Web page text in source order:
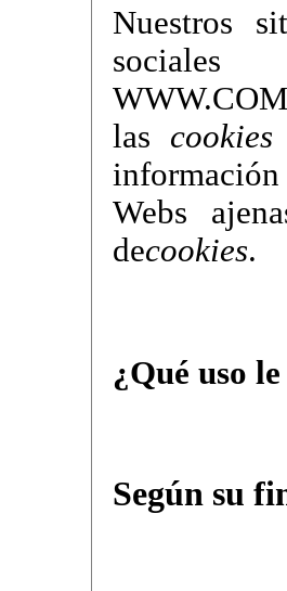
Nuestros
las cookies
Webs
decookies.
¿Qué uso
Según su